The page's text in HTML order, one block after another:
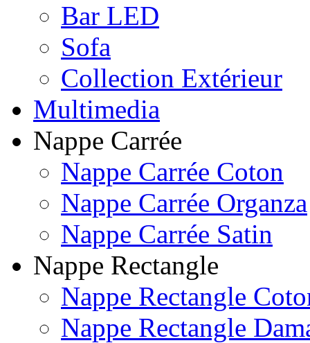
Bar LED
Sofa
Collection Extérieur
Multimedia
Nappe Carrée
Nappe Carrée Coton
Nappe Carrée Organza
Nappe Carrée Satin
Nappe Rectangle
Nappe Rectangle
Nappe Rectangle